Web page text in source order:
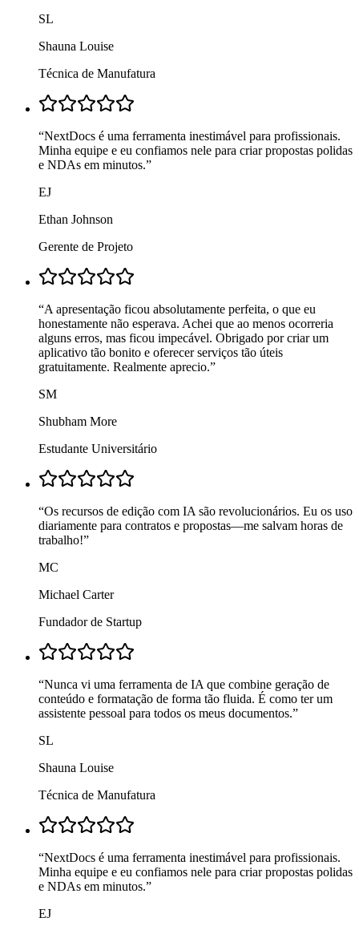
SL
Shauna Louise
Técnica de Manufatura
“NextDocs é uma ferramenta inestimável para profissionais.
Minha equipe e eu confiamos nele para criar propostas polidas
e NDAs em minutos.”
EJ
Ethan Johnson
Gerente de Projeto
“A apresentação ficou absolutamente perfeita, o que eu
honestamente não esperava. Achei que ao menos ocorreria
alguns erros, mas ficou impecável. Obrigado por criar um
aplicativo tão bonito e oferecer serviços tão úteis
gratuitamente. Realmente aprecio.”
SM
Shubham More
Estudante Universitário
“Os recursos de edição com IA são revolucionários. Eu os uso
diariamente para contratos e propostas—me salvam horas de
trabalho!”
MC
Michael Carter
Fundador de Startup
“Nunca vi uma ferramenta de IA que combine geração de
conteúdo e formatação de forma tão fluida. É como ter um
assistente pessoal para todos os meus documentos.”
SL
Shauna Louise
Técnica de Manufatura
“NextDocs é uma ferramenta inestimável para profissionais.
Minha equipe e eu confiamos nele para criar propostas polidas
e NDAs em minutos.”
EJ